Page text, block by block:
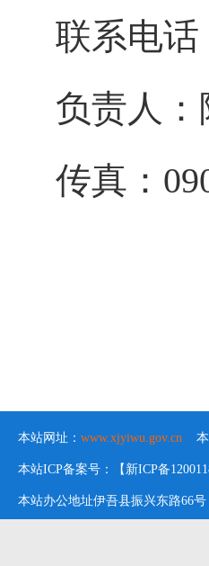
联系电话
负责人：
传真： 0
本站网址： www.xjyiwu.gov.cn 本
本站ICP备案号：【新ICP备
本站办公地址伊吾县振兴东路66